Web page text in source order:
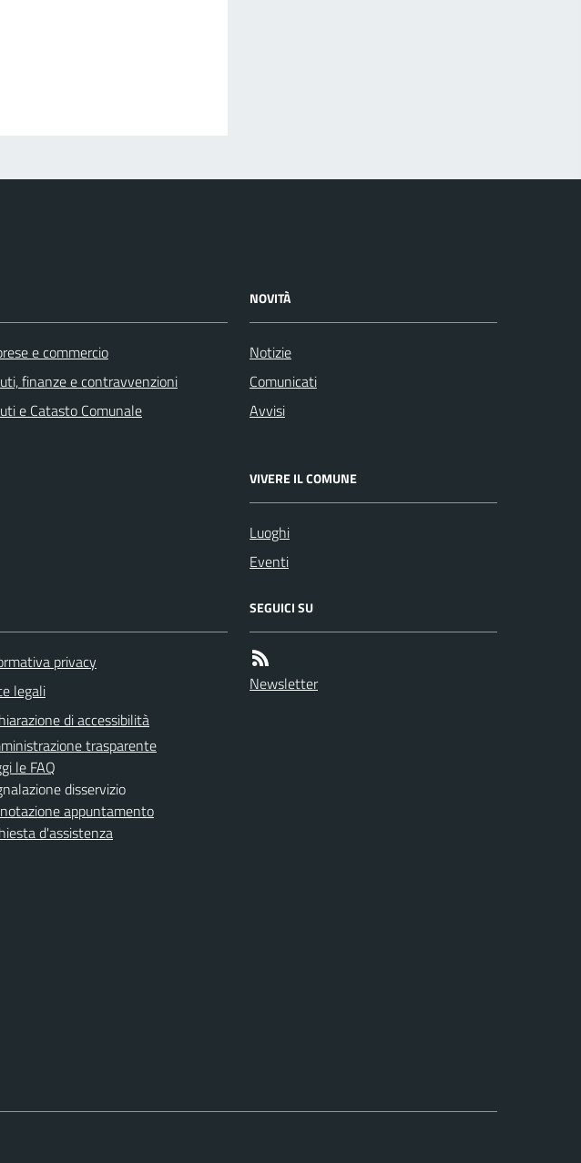
e commercio
finanze e contravvenzioni
e Catasto Comunale
NOVITÀ
Notizie
Comunicati
Avvisi
VIVERE IL COMUNE
Luoghi
Eventi
privacy
legali
di accessibilità
trasparente
le FAQ
disservizio
appuntamento
d'assistenza
SEGUICI SU
Newsletter